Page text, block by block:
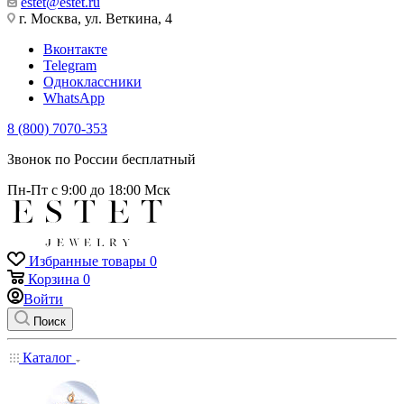
г. Москва, ул. Веткина, 4
Вконтакте
Telegram
Одноклассники
WhatsApp
8 (800) 7070-353
Звонок по России бесплатный
Пн-Пт с 9:00 до 18:00 Мск
Избранные товары 0
Корзина 0
Войти
Поиск
Каталог